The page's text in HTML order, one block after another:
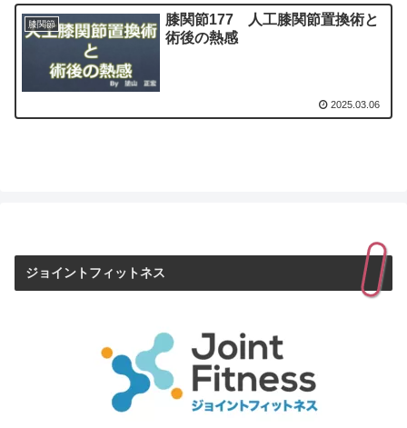
膝関節
膝関節177 人工膝関節置換術と
術後の熱感
2025.03.06
ジョイントフィットネス